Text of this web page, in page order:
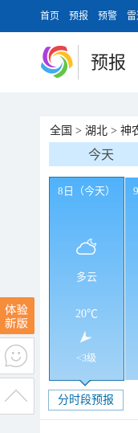
首页 预报 预警
预报
全国 > 湖北 > 神
今天
8日（今天）
多云
20℃
<3级
分时段预报